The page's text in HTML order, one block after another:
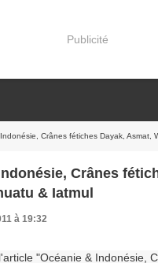
Publicité
Crânes fétiches Dayak, Asmat,
Crânes
& Iatmul
à 19:32